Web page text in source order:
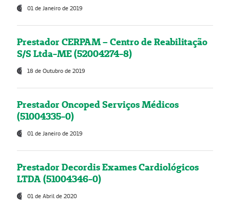
01 de Janeiro de 2019
Prestador CERPAM – Centro de Reabilitação
S/S Ltda-ME (52004274-8)
18 de Outubro de 2019
Prestador Oncoped Serviços Médicos
(51004335-0)
01 de Janeiro de 2019
Prestador Decordis Exames Cardiológicos
LTDA (51004346-0)
01 de Abril de 2020